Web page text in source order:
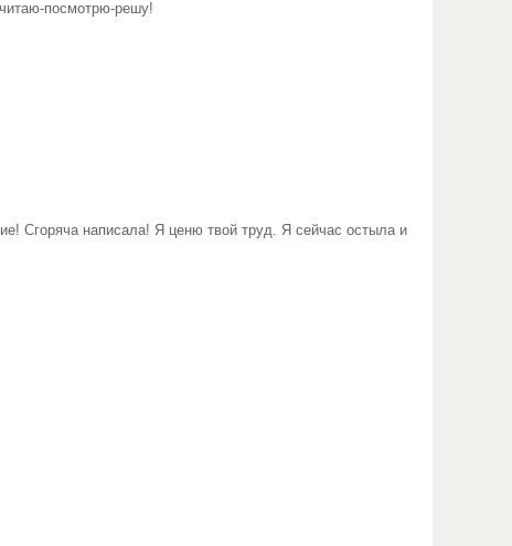
посмотрю-решу!
Сгоряча написала! Я ценю твой труд. Я сейчас остыла и